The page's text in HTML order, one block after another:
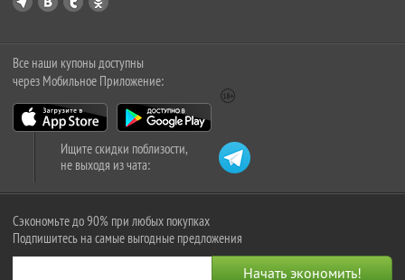
Все наши купоны доступны
через Мобильное Приложение:
Ищите скидки поблизости,
не выходя из чата:
Сэкономьте до 90% при любых покупках
Подпишитесь на самые выгодные предложения